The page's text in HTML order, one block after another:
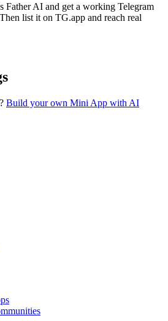
Father AI and get a working Telegram
list it on TG.app and reach real
Build your own Mini App with AI